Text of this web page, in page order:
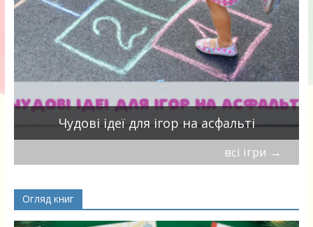
Чудові ідеї для ігор на асфальті
всі ігри →
Огляд книг